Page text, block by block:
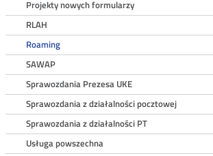
Projekty nowych formularzy
RLAH
Roaming
SAWAP
Sprawozdania Prezesa UKE
Sprawozdania z działalności pocztowej
Sprawozdania z działalności PT
Usługa powszechna